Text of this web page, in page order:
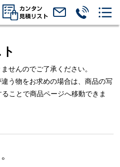
せんのでご了承ください。
う物をお求めの場合は、商品の写
ことで商品ページへ移動できま